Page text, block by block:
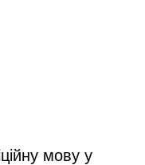
мову у